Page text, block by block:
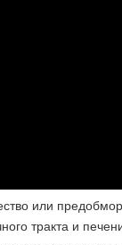
или
тракта и